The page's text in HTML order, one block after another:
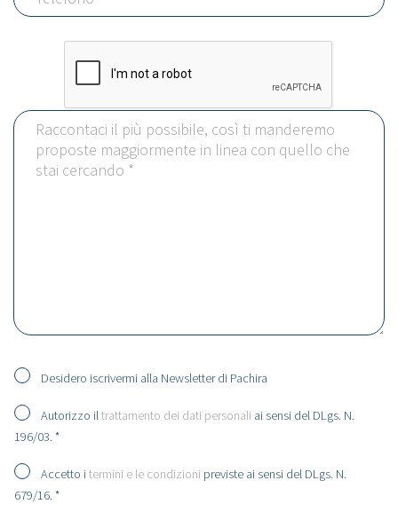
Desidero iscrivermi alla Newsletter di Pachira
Autorizzo iltrattamento dei dati personali ai sensi del DLgs. N.
196/03. *
Accetto itermini e le condizioni previste ai sensi del DLgs. N.
679/16. *